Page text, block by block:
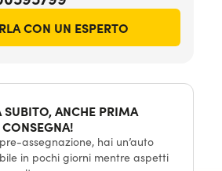
CON UN ESPERTO
SUBITO, ANCHE PRIMA
CONSEGNA!
assegnazione, hai un’auto
in pochi giorni mentre aspetti